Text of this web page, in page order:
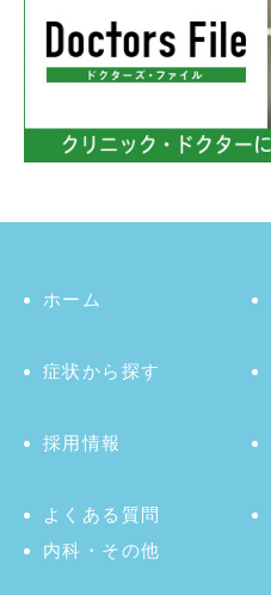
ホーム
症状から探す
採用情報
よくある質問
内科・その他